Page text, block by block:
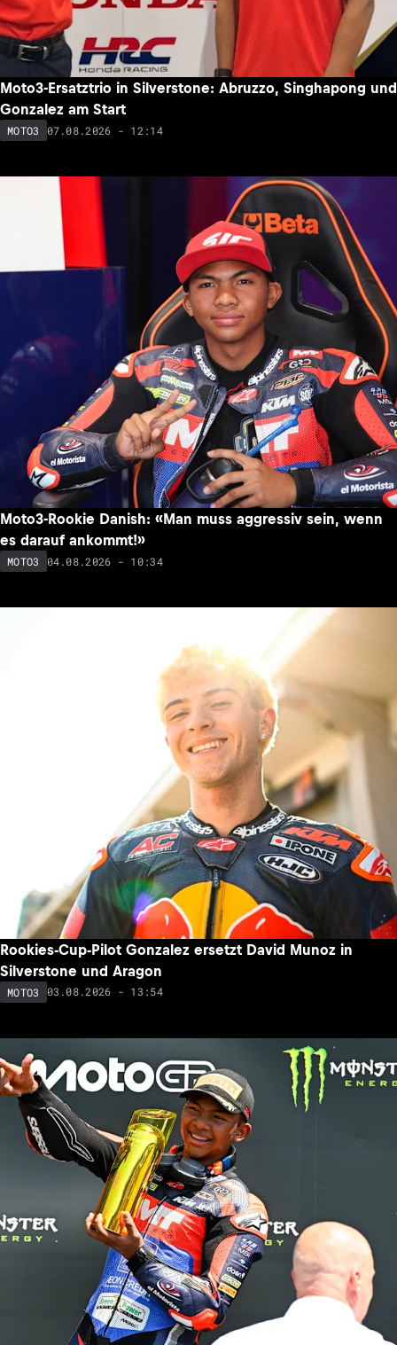
Moto3-Ersatztrio in Silverstone: Abruzzo, Singhapong und
Gonzalez am Start
MOTO3 07.08.2026 - 12:14
Moto3-Rookie Danish: «Man muss aggressiv sein, wenn
es darauf ankommt!»
MOTO3 04.08.2026 - 10:34
Rookies-Cup-Pilot Gonzalez ersetzt David Munoz in
Silverstone und Aragon
MOTO3 03.08.2026 - 13:54